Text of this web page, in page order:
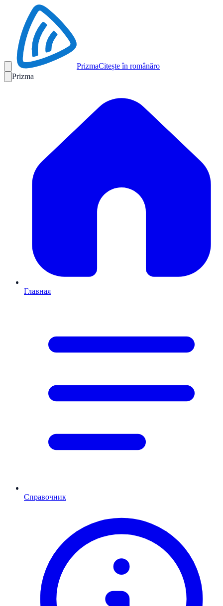
PrizmaCitește în românăro
Prizma
Главная
Справочник